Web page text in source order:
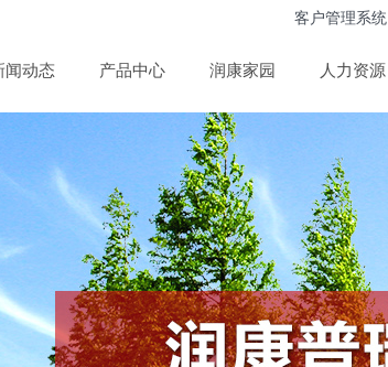
闻动态 产品中心 润康家园 人力资源
客户管理系统